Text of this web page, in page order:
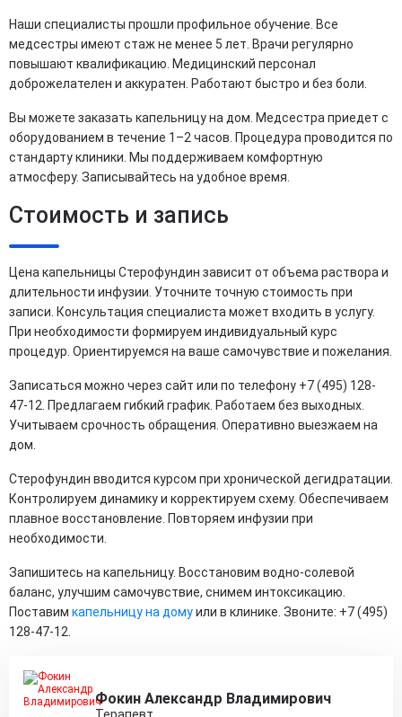
Наши специалисты прошли профильное обучение. Все
медсестры имеют стаж не менее 5 лет. Врачи регулярно
повышают квалификацию. Медицинский персонал
доброжелателен и аккуратен. Работают быстро и без боли.
Вы можете заказать капельницу на дом. Медсестра приедет с
оборудованием в течение 1–2 часов. Процедура проводится по
стандарту клиники. Мы поддерживаем комфортную
атмосферу. Записывайтесь на удобное время.
Стоимость и запись
Цена капельницы Стерофундин зависит от объема раствора и
длительности инфузии. Уточните точную стоимость при
записи. Консультация специалиста может входить в услугу.
При необходимости формируем индивидуальный курс
процедур. Ориентируемся на ваше самочувствие и пожелания.
Записаться можно через сайт или по телефону +7 (495) 128-
47-12. Предлагаем гибкий график. Работаем без выходных.
Учитываем срочность обращения. Оперативно выезжаем на
дом.
Стерофундин вводится курсом при хронической дегидратации.
Контролируем динамику и корректируем схему. Обеспечиваем
плавное восстановление. Повторяем инфузии при
необходимости.
Запишитесь на капельницу. Восстановим водно-солевой
баланс, улучшим самочувствие, снимем интоксикацию.
Поставим капельницу на домуили в клинике. Звоните: +7 (495)
128-47-12.
Фокин Александр Владимирович